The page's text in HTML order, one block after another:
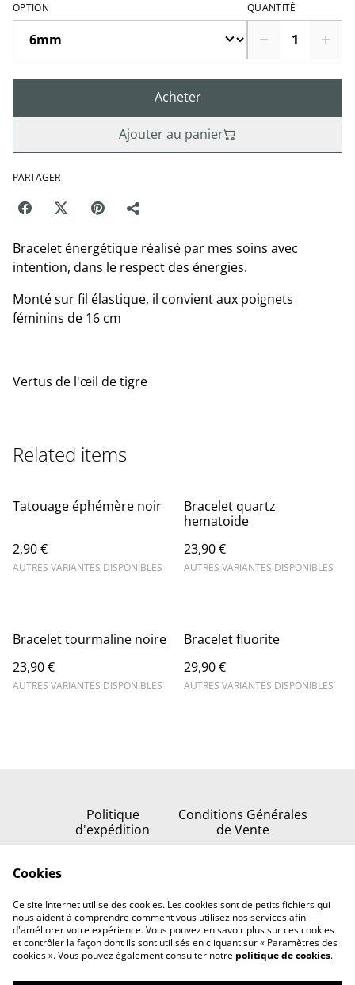
OPTION QUANTITÉ
Acheter
Ajouter au panier
PARTAGER
Bracelet énergétique réalisé par mes soins avec
intention, dans le respect des énergies.
Monté sur fil élastique, il convient aux poignets
féminins de 16 cm
Vertus de l'œil de tigre
Related items
Tatouage éphémère noir
2,90 €
AUTRES VARIANTES DISPONIBLES
Bracelet quartz
hematoide
23,90 €
AUTRES VARIANTES DISPONIBLES
Bracelet tourmaline noire
23,90 €
AUTRES VARIANTES DISPONIBLES
Bracelet fluorite
29,90 €
AUTRES VARIANTES DISPONIBLES
Politique
d'expédition
Conditions Générales
de Vente
Nous contacter
Cookies
Ce site Internet utilise des cookies. Les cookies sont de petits fichiers qui
nous aident à comprendre comment vous utilisez nos services afin
d'améliorer votre expérience. Vous pouvez en savoir plus sur ces cookies
et contrôler la façon dont ils sont utilisés en cliquant sur « Paramètres des
cookies ». Vous pouvez également consulter notre politique de cookies.